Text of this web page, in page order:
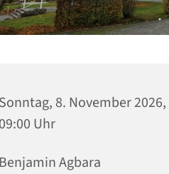
Sonntag, 8. November 2026,
09:00 Uhr
Benjamin Agbara